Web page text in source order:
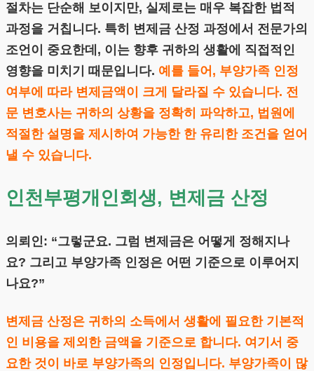
절차는 단순해 보이지만, 실제로는 매우 복잡한 법적
과정을 거칩니다. 특히 변제금 산정 과정에서 전문가의
조언이 중요한데, 이는 향후 귀하의 생활에 직접적인
영향을 미치기 때문입니다. 예를 들어, 부양가족 인정
여부에 따라 변제금액이 크게 달라질 수 있습니다. 전
문 변호사는 귀하의 상황을 정확히 파악하고, 법원에
적절한 설명을 제시하여 가능한 한 유리한 조건을 얻어
낼 수 있습니다.
인천부평개인회생, 변제금 산정
의뢰인: “그렇군요. 그럼 변제금은 어떻게 정해지나
요? 그리고 부양가족 인정은 어떤 기준으로 이루어지
나요?”
변제금 산정은 귀하의 소득에서 생활에 필요한 기본적
인 비용을 제외한 금액을 기준으로 합니다. 여기서 중
요한 것이 바로 부양가족의 인정입니다. 부양가족이 많